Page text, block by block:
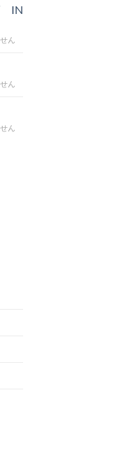
IN
ん
ん
ん